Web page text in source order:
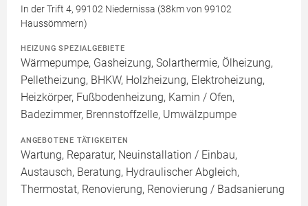
In der Trift 4, 99102 Niedernissa (38km von 99102
Haussömmern)
HEIZUNG SPEZIALGEBIETE
Wärmepumpe, Gasheizung, Solarthermie, Ölheizung,
Pelletheizung, BHKW, Holzheizung, Elektroheizung,
Heizkörper, Fußbodenheizung, Kamin / Ofen,
Badezimmer, Brennstoffzelle, Umwälzpumpe
ANGEBOTENE TÄTIGKEITEN
Wartung, Reparatur, Neuinstallation / Einbau,
Austausch, Beratung, Hydraulischer Abgleich,
Thermostat, Renovierung, Renovierung / Badsanierung